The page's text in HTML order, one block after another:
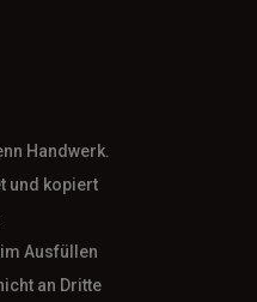
Handwerk.
und kopiert
Ausfüllen
an Dritte